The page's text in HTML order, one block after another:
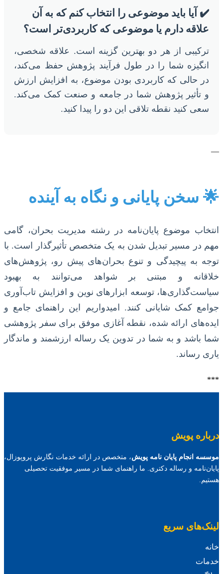
✔️ آیا باید موضوعی را انتخاب کنم که به آن
علاقه دارم یا موضوعی که کاربردی‌تر است؟
ترکیبی از هر دو بهترین گزینه است. علاقه شخصی،
انگیزه شما را در طول فرآیند پژوهش حفظ می‌کند،
در حالی که کاربردی بودن موضوع، به افزایش ارزش
و تأثیر پژوهش شما در جامعه و صنعت کمک می‌کند.
سعی کنید نقطه تلاقی این دو را پیدا کنید.
—
🌟 سخن پایانی و نگاه به آینده
انتخاب موضوع پایان‌نامه در رشته مدیریت بحران، گامی
مهم در مسیر تبدیل شدن به یک متخصص تأثیرگذار است. با
توجه به پیچیدگی و تنوع بحران‌های پیش رو، پژوهش‌های
خلاقانه و مبتنی بر شواهد می‌توانند به بهبود
سیاست‌گذاری‌ها، توسعه ابزارهای نوین و افزایش تاب‌آوری
جوامع کمک شایانی کنند. امیدواریم این راهنمای جامع و
ایده‌های ارائه شده، نقطه آغازی موفق برای سفر پژوهشی
شما باشد و به شما در تدوین یک رساله ارزشمند و ماندگار
یاری رساند.
***
درباره پویش
موسسه انجام پایان نامه پویش، متخصص در ارائه خدمات نگارش پروپوزال،
پایان‌نامه و رساله دکتری. ما راهنمای شما در مسیر موفقیت تحصیلی
هستیم.
لینک‌های سریع
خانه
خدمات